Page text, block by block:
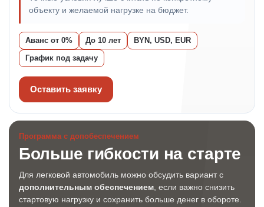
объекту и желаемой нагрузке на бюджет.
Аванс от 0% До 10 лет
BYN, USD, EUR
График под задачу
Оставить заявку
Программа с допобеспечением
Больше гибкости на старте
Для легковой автомобиль можно обсудить вариант с
дополнительным обеспечением , если важно снизить
стартовую нагрузку и сохранить больше денег в обороте.